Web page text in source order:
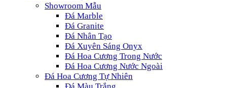
Showroom Mẫu
Đá Marble
Đá Granite
Đá Nhân Tạo
Đá Xuyên Sáng Onyx
Đá Hoa Cương Trong Nước
Đá Hoa Cương Nước Ngoài
Đá Hoa Cương Tự Nhiên